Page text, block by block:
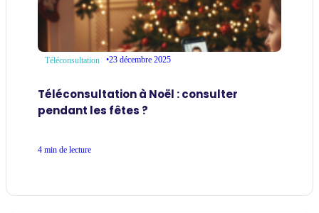
Téléconsultation •23 décembre 2025
Téléconsultation à Noël : consulter
pendant les fêtes ?
4 min de lecture